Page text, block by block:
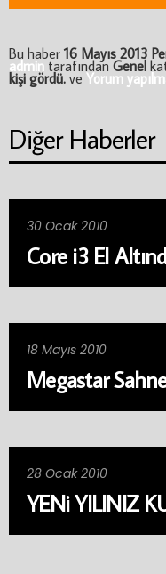
Bu haber 16 Mayıs 2013
admin tarafından Genel
kişi gördü. ve Yorum
Diğer Haberler
30 Ocak 2010
Core i3 El
18 Mayıs 2010
Megastar
28 Ocak 2010
YENi YILINIZ